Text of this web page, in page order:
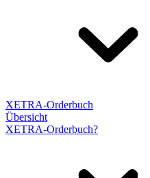
XETRA-Orderbuch
Übersicht
XETRA-Orderbuch?